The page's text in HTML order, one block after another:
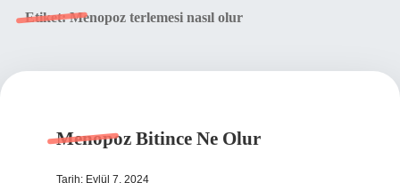
Etiket:Menopoz terlemesi nasıl olur
Menopoz Bitince Ne Olur
Tarih: Eylül 7, 2024